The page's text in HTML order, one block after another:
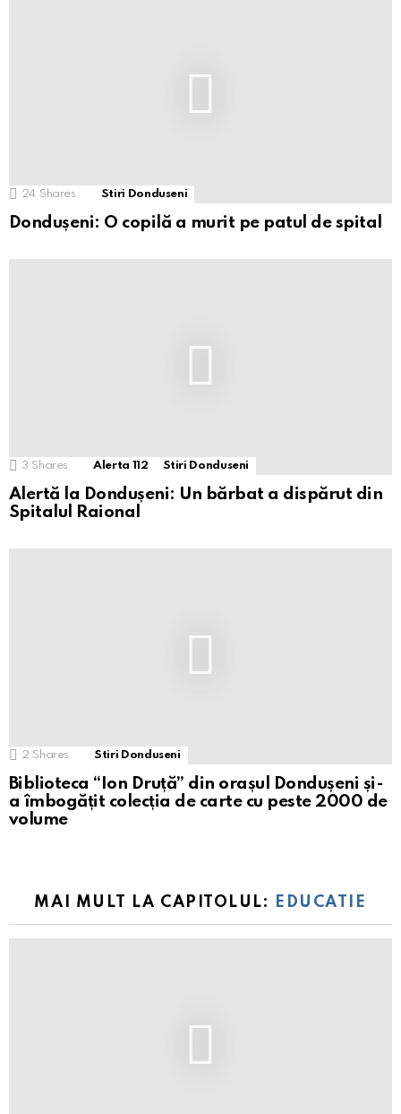
24 Shares Stiri Donduseni
Dondușeni: O copilă a murit pe patul de spital
3 Shares Alerta 112 Stiri Donduseni
Alertă la Dondușeni: Un bărbat a dispărut din
Spitalul Raional
2 Shares Stiri Donduseni
Biblioteca “Ion Druță” din orașul Dondușeni și-
a îmbogățit colecția de carte cu peste 2000 de
volume
MAI MULT LA CAPITOLUL: EDUCATIE